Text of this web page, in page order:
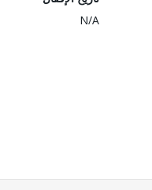
N/A